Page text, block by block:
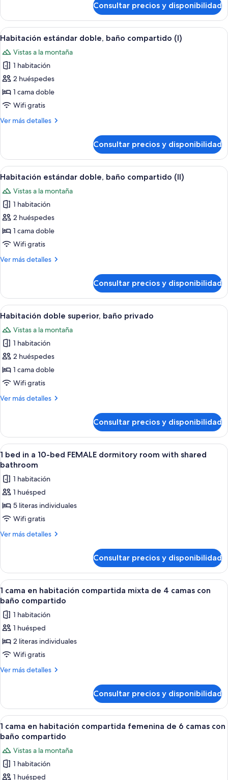
compartida
mixta
de
12
camas
con
baño
compartido
1
cama
en
compartida
mixta
de
12
camas
con
baño
compartido
Consultar precios y disponibilidad
Abrir
todas
las
fotos
de
Habitación
estándar
baño
Un dormitorio con cama, mesita de
7
Habitación estándar doble, baño compartido (I)
Vistas a la montaña
1 habitación
2 huéspedes
1 cama doble
Wifi gratis
Ver más detalles
Más
estándar
doble,
baño
(I)
Consultar precios y disponibilidad
Abrir
todas
las
fotos
de
Habitación
estándar
baño
Una cama con cabecera de madera,
6
Habitación estándar doble, baño compartido (II)
Vistas a la montaña
1 habitación
2 huéspedes
1 cama doble
Wifi gratis
Ver más detalles
Más
estándar
doble,
baño
(II)
Consultar precios y disponibilidad
Abrir
todas
las
fotos
de
Habitación
doble
baño
Un dormitorio con cama,
2
Habitación doble superior, baño privado
Vistas a la montaña
1 habitación
2 huéspedes
1 cama doble
Wifi gratis
Ver más detalles
Más
doble
superior,
baño
privado
Consultar precios y disponibilidad
Abrir
todas
las
fotos
de
1
bed
in
bed
FEMALE
dormitory
room
with
shared
bathroom
Un dormitorio con literas, cortinas
6
1 bed in a 10-bed FEMALE dormitory room with shared
bathroom
1 habitación
1 huésped
5 literas individuales
Wifi gratis
Ver más detalles
Más
bed
in
a
10-
FEMALE
dormitory
with
shared
Consultar precios y disponibilidad
Abrir
todas
las
fotos
de
1
cama
en
mixta
de
4
camas
con
baño
compartido
Una fila de literas con cortinas
5
1 cama en habitación compartida mixta de 4 camas con
baño compartido
1 habitación
1 huésped
2 literas individuales
Wifi gratis
Ver más detalles
Más
cama
en
habitación
compartida
de
4
camas
Consultar precios y disponibilidad
Abrir
todas
fotos
de
Habitación con literas, cortinas color
6
1 cama en habitación compartida femenina de 6 camas con
baño compartido
Vistas a la montaña
1 habitación
1 huésped